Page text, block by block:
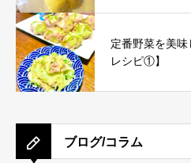
定番野菜を美
レシピ①】
ブログ/コラム